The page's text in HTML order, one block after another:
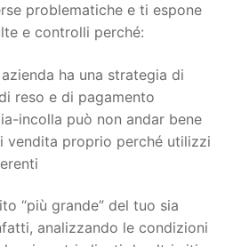
problematiche e ti espone
e controlli perché:
ha una strategia di
reso e di pagamento
incolla può non andar bene
vendita proprio perché utilizzi
“più grande” del tuo sia
analizzando le condizioni